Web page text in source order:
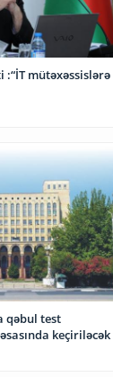
:“İT mütəxəssislərə
qəbul test
keçiriləcək